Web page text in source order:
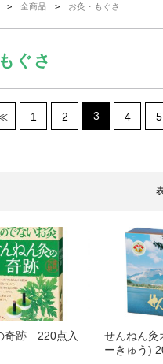
2026.4.23
ィーク休業のお知らせ...
シン スパインコレクター...
2026.4.21
シン ワンダーチェア...
2026.4.21
シン スパインコレクター...
2026.4.21
シン ワンダーチェア...
全商品> お灸・もぐさ
ぐさ
1 2 3 4 5
奇跡 220点入
せんねん灸
ーきゅう)